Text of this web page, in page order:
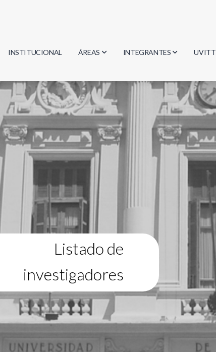
INSTITUCIONAL ÁREAS
Biología
Física
Geociencias
Informática
Matemática
INTEGRANTES
Investigadores
Estudiantes
Egresados
UVITT
Listado de
investigadores